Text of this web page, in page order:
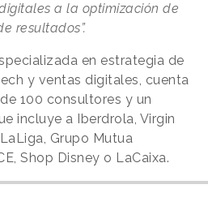
a la optimización de
resultados”.
en estrategia de
y ventas digitales, cuenta
100 consultores y un
incluye a Iberdrola, Virgin
Grupo Mutua
Shop Disney o LaCaixa.